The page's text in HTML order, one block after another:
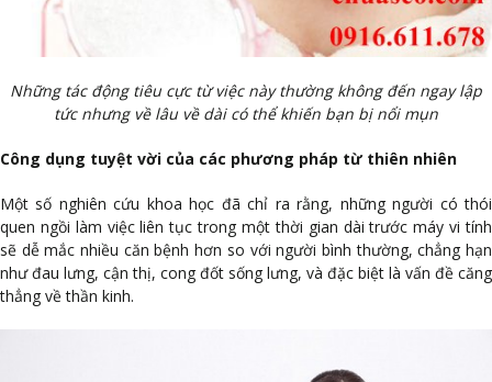
Những tác động tiêu cực từ việc này thường không đến ngay lập
tức nhưng về lâu về dài có thể khiến bạn bị nổi mụn
Công dụng tuyệt vời của các phương pháp từ thiên nhiên
Một số nghiên cứu khoa học đã chỉ ra rằng, những người có thói
quen ngồi làm việc liên tục trong một thời gian dài trước máy vi tính
sẽ dễ mắc nhiều căn bệnh hơn so với người bình thường, chẳng hạn
như đau lưng, cận thị, cong đốt sống lưng, và đặc biệt là vấn đề căng
thẳng về thần kinh.